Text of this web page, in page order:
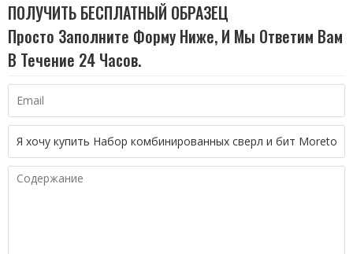
ПОЛУЧИТЬ БЕСПЛАТНЫЙ ОБРАЗЕЦ
Просто Заполните Форму Ниже, И Мы Ответим Вам
В Течение 24 Часов.